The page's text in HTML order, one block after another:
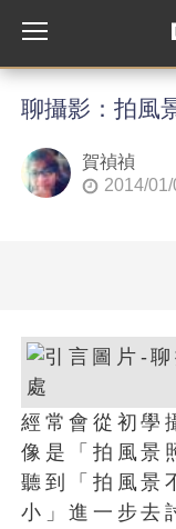
聊攝影：拍風
賀禎禎
2014/
經常會從初學
像是「拍風景
聽到「拍風景
小」進一步去